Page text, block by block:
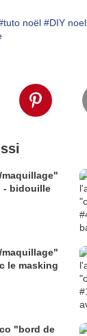
noël #DIY noel
- bidouille
le masking
"bord de